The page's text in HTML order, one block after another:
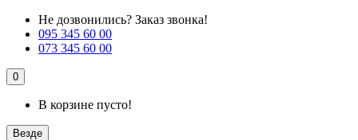
Не дозвонились? Заказ звонка!
095 345 60 00
073 345 60 00
0
В корзине пусто!
Везде